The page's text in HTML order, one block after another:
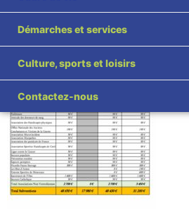
Démarches et services
Culture, sports et loisirs
Contactez-nous